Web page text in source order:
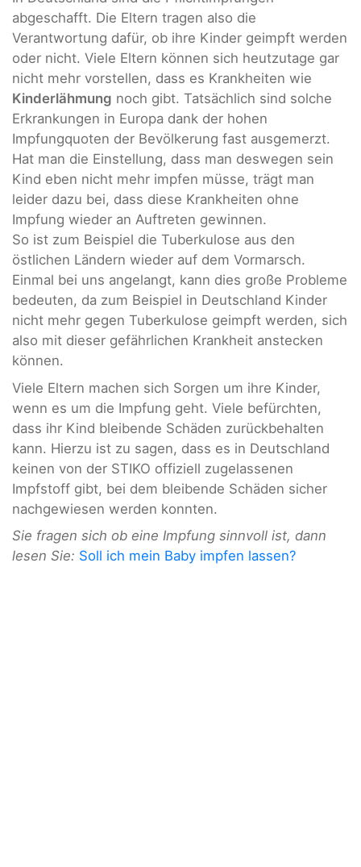
abgeschafft. Die Eltern tragen also die
Verantwortung dafür, ob ihre Kinder geimpft werden
oder nicht. Viele Eltern können sich heutzutage gar
nicht mehr vorstellen, dass es Krankheiten wie
Kinderlähmung noch gibt. Tatsächlich sind solche
Erkrankungen in Europa dank der hohen
Impfungquoten der Bevölkerung fast ausgemerzt.
Hat man die Einstellung, dass man deswegen sein
Kind eben nicht mehr impfen müsse, trägt man
leider dazu bei, dass diese Krankheiten ohne
Impfung wieder an Auftreten gewinnen.
So ist zum Beispiel die Tuberkulose aus den
östlichen Ländern wieder auf dem Vormarsch.
Einmal bei uns angelangt, kann dies große Probleme
bedeuten, da zum Beispiel in Deutschland Kinder
nicht mehr gegen Tuberkulose geimpft werden, sich
also mit dieser gefährlichen Krankheit anstecken
können.
Viele Eltern machen sich Sorgen um ihre Kinder,
wenn es um die Impfung geht. Viele befürchten,
dass ihr Kind bleibende Schäden zurückbehalten
kann. Hierzu ist zu sagen, dass es in Deutschland
keinen von der STIKO offiziell zugelassenen
Impfstoff gibt, bei dem bleibende Schäden sicher
nachgewiesen werden konnten.
Sie fragen sich ob eine Impfung sinnvoll ist, dann
lesen Sie: Soll ich mein Baby impfen lassen?